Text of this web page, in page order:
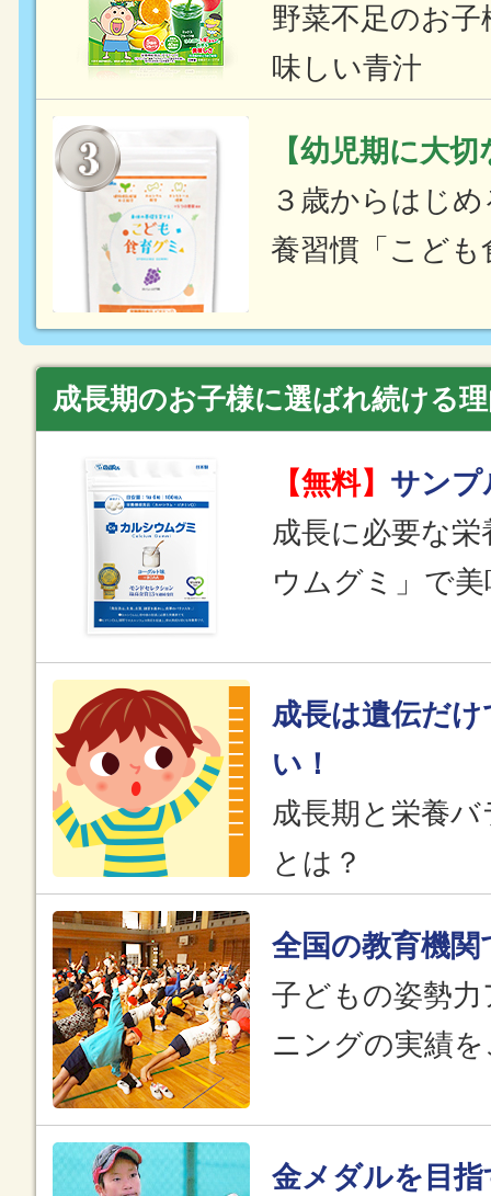
野菜不足のお
味しい青汁
【幼児期に大
３歳からはじ
養習慣「こども
成長期のお子様に選ばれ続ける
【無料】 サンプ
成長に必要な
ウムグミ」で
成長は遺伝だ
い！
成長期と栄養
とは？
全国の教育機関
子どもの姿勢
ニングの実績
金メダルを目指